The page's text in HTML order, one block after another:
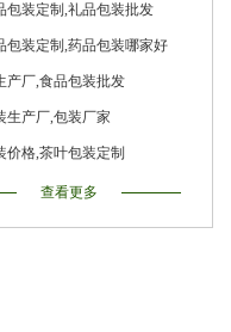
包装定制,礼品包装批发
包装定制,药品包装哪家好
产厂,食品包装批发
生产厂,包装厂家
价格,茶叶包装定制
查看更多